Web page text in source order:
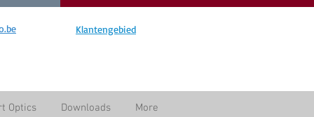
Klantengebied
Optics Downloads More